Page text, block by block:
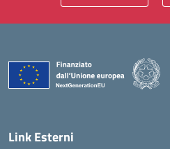
Link Esterni